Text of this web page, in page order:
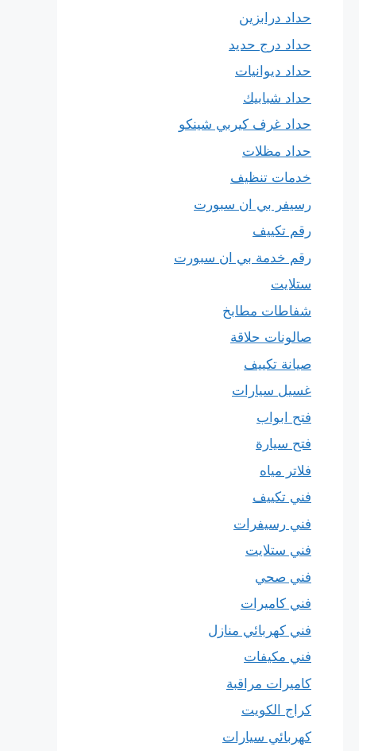
حداد درابزين
حداد درج حديد
حداد ديوانيات
حداد شبابيك
حداد غرف كيربي شينكو
حداد مظلات
خدمات تنظيف
رسيفر بي ان سبورت
رقم تكييف
رقم خدمة بي ان سبورت
ستلايت
شفاطات مطابخ
صالونات حلاقة
صيانة تكييف
غسيل سيارات
فتح ابواب
فتح سيارة
فلاتر مياه
فني تكييف
فني رسيفرات
فني ستلايت
فني صحي
فني كاميرات
فني كهربائي منازل
فني مكيفات
كاميرات مراقبة
كراج الكويت
كهربائي سيارات